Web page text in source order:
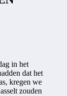
in het
dat het
kregen we
zouden